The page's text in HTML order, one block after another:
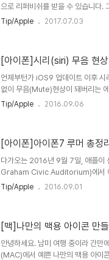
으로 리퍼비쉬를 받을 수 있습니다.
기간이 얼마나 남았는지 확인이 필
기'를 통하여 내 애플제품의 리퍼기
면, 리퍼기간을 확인하기 위하여
Tip/Apple 2017.07.03
[아이폰]시리(siri) 무음 현상
언제부턴가 iOS9 업데이트 이후
없이 무음(Mute)현상이 돼버리는
습니다. 물론, 저도 그 에러(?)를 당
업데이트 이후 부터 아이폰의 측면 '
볼륨 상태에는 소리가 나게끔 설정
Tip/Apple 2016.09.06
[아이폰]아이폰7 루머 총정리
다가오는 2016년 9월 7일, 애플이
Graham Civic Auditorium)에서
그 어떠한 루머들도 '~카더라'통신
가지고 있던 3.5mm 이어폰잭이 사
로 연결해서 음악을 듣는 형태로
Tip/Apple 2016.09.01
[맥]나만의 맥용 아이콘 만들
안녕하세요. 남미 여행 중이라 간만
(MAC)에서 예쁜 나만의 맥용 아이